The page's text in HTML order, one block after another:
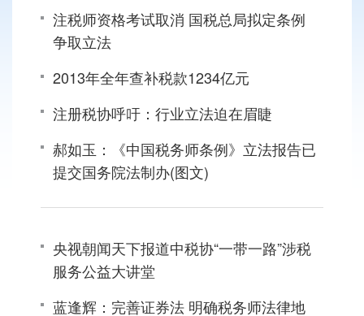
注税师资格考试取消 国税总局拟定条例
争取立法
2013年全年查补税款1234亿元
注册税协呼吁：行业立法迫在眉睫
郝如玉：《中国税务师条例》立法报告已
提交国务院法制办(图文)
央视朝闻天下报道中税协“一带一路”涉税
服务公益大讲堂
蓝逢辉：完善证券法 明确税务师法律地